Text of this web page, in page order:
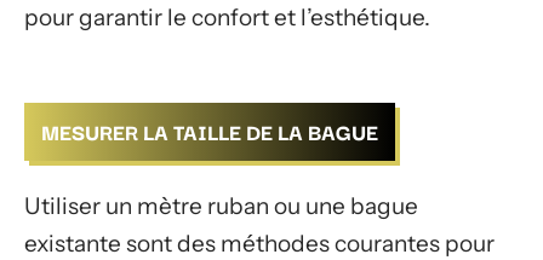
pour garantir le confort et l’esthétique.
MESURER LA TAILLE DE LA BAGUE
Utiliser un mètre ruban ou une bague
existante sont des méthodes courantes pour